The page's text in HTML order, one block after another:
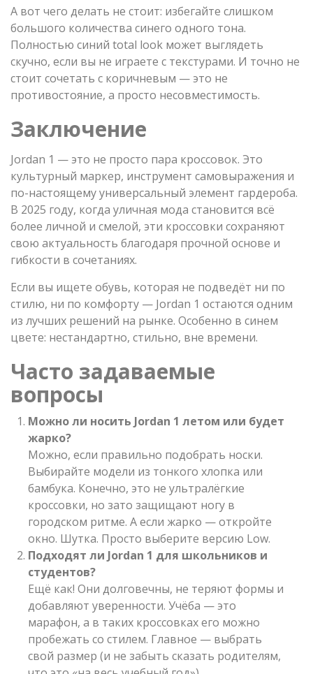
А вот чего делать не стоит: избегайте слишком
большого количества синего одного тона.
Полностью синий total look может выглядеть
скучно, если вы не играете с текстурами. И точно не
стоит сочетать с коричневым — это не
противостояние, а просто несовместимость.
Заключение
Jordan 1 — это не просто пара кроссовок. Это
культурный маркер, инструмент самовыражения и
по-настоящему универсальный элемент гардероба.
В 2025 году, когда уличная мода становится всё
более личной и смелой, эти кроссовки сохраняют
свою актуальность благодаря прочной основе и
гибкости в сочетаниях.
Если вы ищете обувь, которая не подведёт ни по
стилю, ни по комфорту — Jordan 1 остаются одним
из лучших решений на рынке. Особенно в синем
цвете: нестандартно, стильно, вне времени.
Часто задаваемые
вопросы
Можно ли носить Jordan 1 летом или будет
жарко?
Можно, если правильно подобрать носки.
Выбирайте модели из тонкого хлопка или
бамбука. Конечно, это не ультралёгкие
кроссовки, но зато защищают ногу в
городском ритме. А если жарко — откройте
окно. Шутка. Просто выберите версию Low.
Подходят ли Jordan 1 для школьников и
студентов?
Ещё как! Они долговечны, не теряют формы и
добавляют уверенности. Учёба — это
марафон, а в таких кроссовках его можно
пробежать со стилем. Главное — выбрать
свой размер (и не забыть сказать родителям,